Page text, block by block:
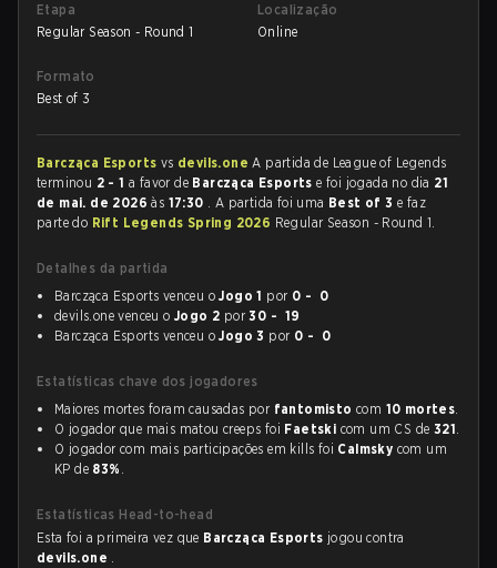
Etapa
Regular Season - Round 1
Localização
Online
Formato
Best of 3
Barcząca Esports vs devils.oneA partida de League of Legends
terminou 2 - 1 a favor de Barcząca Esportse foi jogada no dia 21
de mai. de 2026às 17:30 . A partida foi uma Best of 3e faz
parte do Rift Legends Spring 2026 Regular Season - Round 1.
Detalhes da partida
Barcząca Esports venceu oJogo 1 por 0 - 0
devils.one venceu o Jogo 2 por30 - 19
Barcząca Esports venceu oJogo 3 por 0 - 0
Estatísticas chave dos jogadores
Maiores mortes foram causadas por fantomisto com 10 mortes.
O jogador que mais matou creeps foi Faetski com um CS de 321.
O jogador com mais participações em kills foi Calmsky com um
KP de 83% .
Estatísticas Head-to-head
Esta foi a primeira vez que Barcząca Esports jogou contra
devils.one .